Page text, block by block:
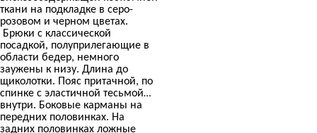
ткани на подкладке в серо-
розовом и черном цветах.
Брюки с классической
посадкой, полуприлегающие в
области бедер, немного
заужены к низу. Длина до
щиколотки. Пояс притачной, по
спинке с эластичной тесьмой
внутри. Боковые карманы на
передних половинках. На
задних половинках ложные